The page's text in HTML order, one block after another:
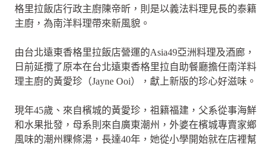
格里拉飯店行政主廚陳帝昕，則是以義法料理見長的泰籍
主廚，為南洋料理帶來新風貌。
由台北遠東香格里拉飯店營運的Asia49亞洲料理及酒廊，
日前延攬了原本在台北遠東香格里拉自助餐廳擔任南洋料
理主廚的黃愛珍（Jayne Ooi），獻上新版的珍心好滋味。
現年45歲、來自檳城的黃愛珍，祖籍福建，父系從事海鮮
和水果批發，母系則來自廣東潮州，外婆在檳城專賣家鄉
風味的潮州粿條湯，長達40年，她從小學開始就在店裡幫